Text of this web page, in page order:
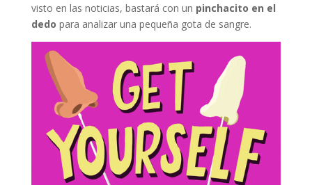
visto en las noticias, bastará con un pinchacito en el
dedo para analizar una pequeña gota de sangre.